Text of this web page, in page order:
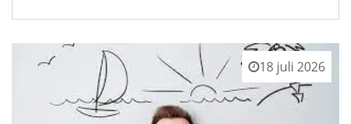
18 juli 2026